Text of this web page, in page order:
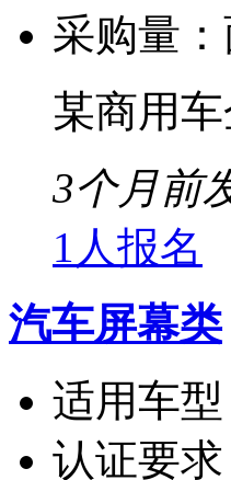
采购量：
某商用
3个月前
1人报名
汽车屏幕类
适用车型
认证要求